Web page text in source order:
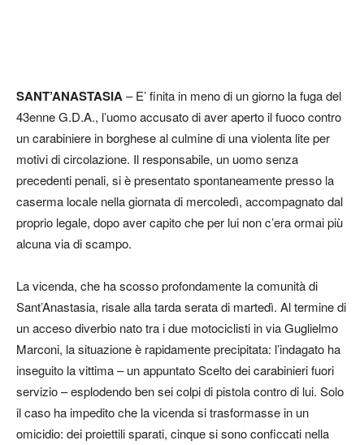
SANT’ANASTASIA– E’ finita in meno di un giorno la fuga del
43enne G.D.A., l’uomo accusato di aver aperto il fuoco contro
un carabiniere in borghese al culmine di una violenta lite per
motivi di circolazione. Il responsabile, un uomo senza
precedenti penali, si è presentato spontaneamente presso la
caserma locale nella giornata di mercoledì, accompagnato dal
proprio legale, dopo aver capito che per lui non c’era ormai più
alcuna via di scampo.
La vicenda, che ha scosso profondamente la comunità di
Sant’Anastasia, risale alla tarda serata di martedì. Al termine di
un acceso diverbio nato tra i due motociclisti in via Guglielmo
Marconi, la situazione è rapidamente precipitata: l’indagato ha
inseguito la vittima – un appuntato Scelto dei carabinieri fuori
servizio – esplodendo ben sei colpi di pistola contro di lui. Solo
il caso ha impedito che la vicenda si trasformasse in un
omicidio: dei proiettili sparati, cinque si sono conficcati nella